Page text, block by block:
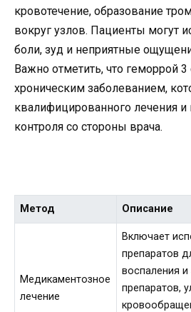
кровотечение, образование
вокруг узлов. Пациенты могут
боли, зуд и неприятные
Важно отметить, что геморрой 3
хроническим заболеванием,
квалифицированного лечения и
контроля со стороны врача.
Метод Описание
Медикаментозное
лечение
Включает
препаратов
воспаления и
препаратов,